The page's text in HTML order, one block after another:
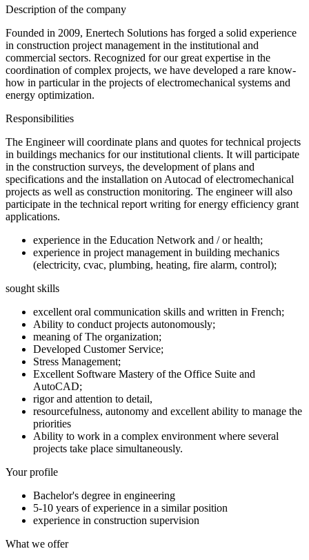
Description of the company
Founded in 2009, Enertech Solutions has forged a solid experience
in construction project management in the institutional and
commercial sectors. Recognized for our great expertise in the
coordination of complex projects, we have developed a rare know-
how in particular in the projects of electromechanical systems and
energy optimization.
Responsibilities
The Engineer will coordinate plans and quotes for technical projects
in buildings mechanics for our institutional clients. It will participate
in the construction surveys, the development of plans and
specifications and the installation on Autocad of electromechanical
projects as well as construction monitoring. The engineer will also
participate in the technical report writing for energy efficiency grant
applications.
experience in the Education Network and / or health;
experience in project management in building mechanics
(electricity, cvac, plumbing, heating, fire alarm, control);
sought skills
excellent oral communication skills and written in French;
Ability to conduct projects autonomously;
meaning of The organization;
Developed Customer Service;
Stress Management;
Excellent Software Mastery of the Office Suite and
AutoCAD;
rigor and attention to detail,
resourcefulness, autonomy and excellent ability to manage the
priorities
Ability to work in a complex environment where several
projects take place simultaneously.
Your profile
Bachelor's degree in engineering
5-10 years of experience in a similar position
experience in construction supervision
What we offer